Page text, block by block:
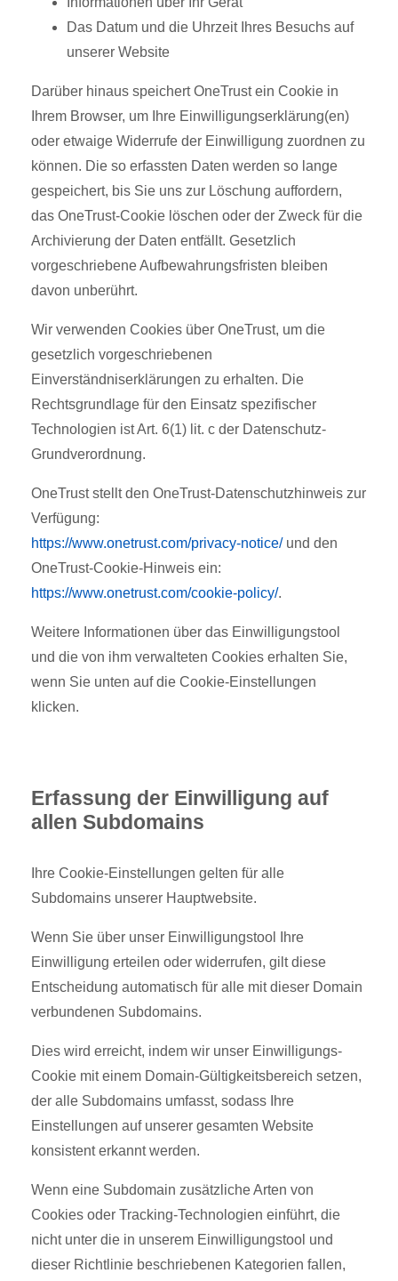
Das Datum und die Uhrzeit Ihres Besuchs auf
unserer Website
Darüber hinaus speichert OneTrust ein Cookie in
Ihrem Browser, um Ihre Einwilligungserklärung(en)
oder etwaige Widerrufe der Einwilligung zuordnen zu
können. Die so erfassten Daten werden so lange
gespeichert, bis Sie uns zur Löschung auffordern,
das OneTrust-Cookie löschen oder der Zweck für die
Archivierung der Daten entfällt. Gesetzlich
vorgeschriebene Aufbewahrungsfristen bleiben
davon unberührt.
Wir verwenden Cookies über OneTrust, um die
gesetzlich vorgeschriebenen
Einverständniserklärungen zu erhalten. Die
Rechtsgrundlage für den Einsatz spezifischer
Technologien ist Art. 6(1) lit. c der Datenschutz-
Grundverordnung.
OneTrust stellt den OneTrust-Datenschutzhinweis zur
Verfügung:
https://www.onetrust.com/privacy-notice/und den
OneTrust-Cookie-Hinweis ein:
https://www.onetrust.com/cookie-policy/.
Weitere Informationen über das Einwilligungstool
und die von ihm verwalteten Cookies erhalten Sie,
wenn Sie unten auf die Cookie-Einstellungen
klicken.
Erfassung der Einwilligung auf
allen Subdomains
Ihre Cookie-Einstellungen gelten für alle
Subdomains unserer Hauptwebsite.
Wenn Sie über unser Einwilligungstool Ihre
Einwilligung erteilen oder widerrufen, gilt diese
Entscheidung automatisch für alle mit dieser Domain
verbundenen Subdomains.
Dies wird erreicht, indem wir unser Einwilligungs-
Cookie mit einem Domain-Gültigkeitsbereich setzen,
der alle Subdomains umfasst, sodass Ihre
Einstellungen auf unserer gesamten Website
konsistent erkannt werden.
Wenn eine Subdomain zusätzliche Arten von
Cookies oder Tracking-Technologien einführt, die
nicht unter die in unserem Einwilligungstool und
dieser Richtlinie beschriebenen Kategorien fallen,